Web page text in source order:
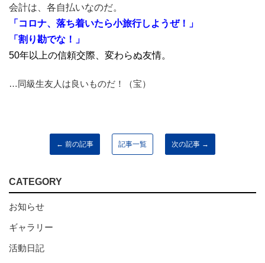
会計は、各自払いなのだ。
「コロナ、落ち着いたら小旅行しようぜ！」
「割り勘でな！」
50年以上の信頼交際、変わらぬ友情。
…同級生友人は良いものだ！（宝）
← 前の記事 記事一覧 次の記事 →
CATEGORY
お知らせ
ギャラリー
活動日記